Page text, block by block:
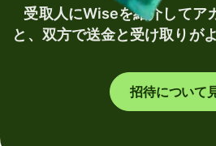
受取人にWiseを紹介してア
と、双方で送金と受け取りが
招待について